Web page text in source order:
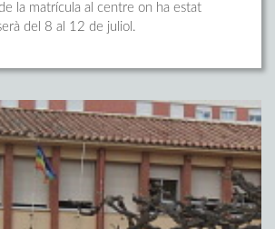
la matrícula al centre on ha estat
del 8 al 12 de juliol.